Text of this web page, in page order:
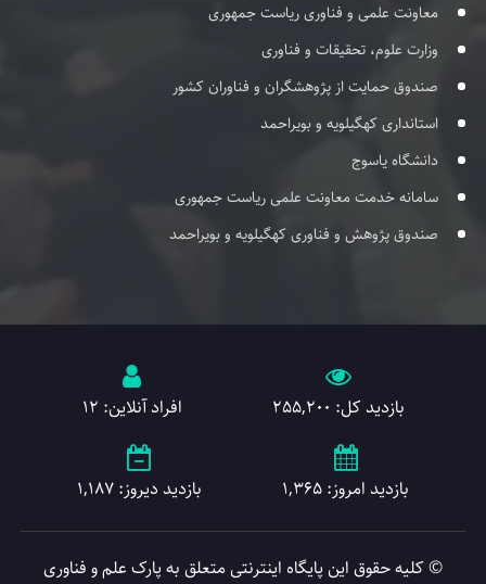
معاونت علمی و فناوری ریاست جمهوری
وزارت علوم، تحقیقات و فناوری
صندوق حمایت از پژوهشگران و فناوران کشور
استانداری کهگیلویه و بویراحمد
دانشگاه یاسوج
سامانه خدمت معاونت علمی ریاست جمهوری
صندوق پژوهش و فناوری کهگیلویه و بویراحمد
بازدید کل: 255,200 افراد آنلاین: 12
بازدید امروز: 1,365 بازدید دیروز: 1,187
© کلیه حقوق این پایگاه اینترنتی متعلق به پارک علم و فناوری